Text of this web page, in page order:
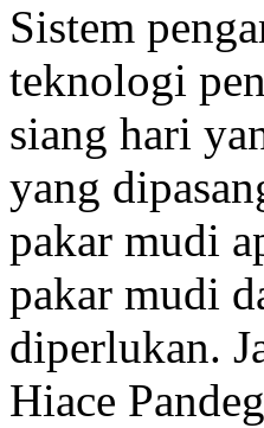
Sistem
teknologi
siang hari
yang
pakar mudi
pakar mudi
diperlukan.
Hiace